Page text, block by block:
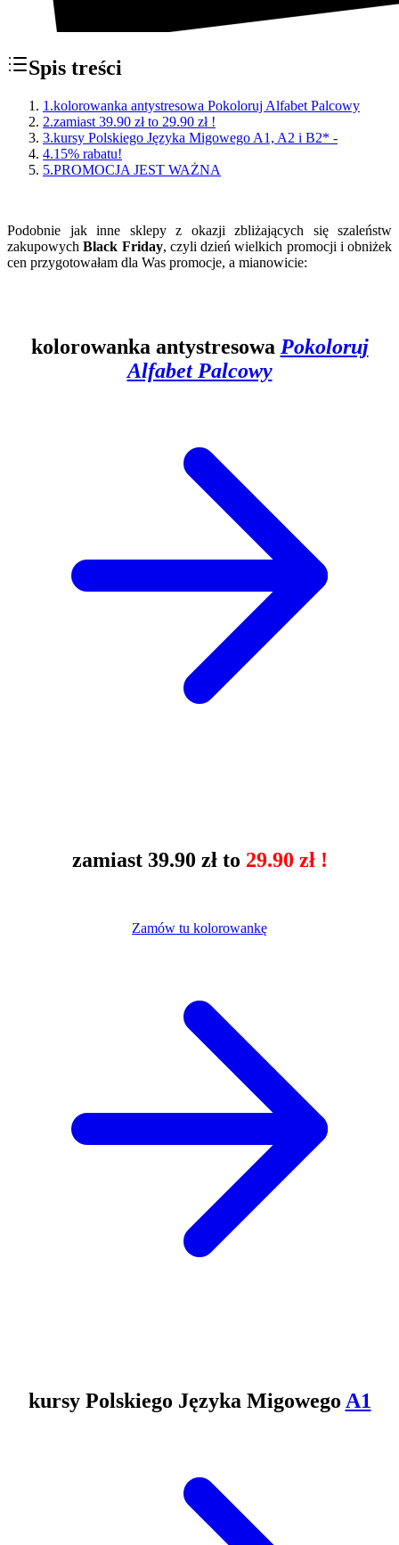
Spis treści
1 .kolorowanka antystresowa Pokoloruj Alfabet Palcowy
2.zamiast 39.90 zł to 29.90 zł !
3.kursy Polskiego Języka Migowego A1, A2 i B2* -
4.15% rabatu!
5.PROMOCJA JEST WAŻNA
Podobnie jak inne sklepy z okazji zbliżających się szaleństw
zakupowychBlack Friday, czyli dzień wielkich promocji i obniżek
cen przygotowałam dla Was promocje, a mianowicie:
kolorowanka antystresowa Pokoloruj
Alfabet Palcowy
zamiast 39.90 zł to 29.90 zł !
Zamów tu kolorowankę
kursy Polskiego Języka Migowego A1